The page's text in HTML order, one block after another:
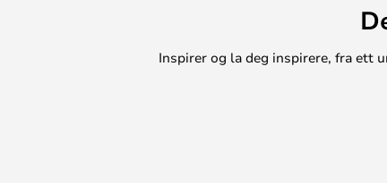
Inspirer og la deg inspirere, fra ett